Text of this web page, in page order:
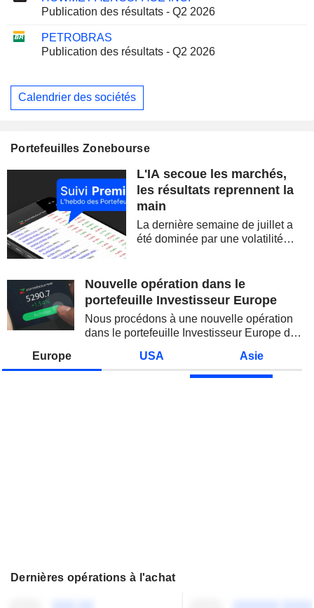
Publication des résultats - Q2 2026
PETROBRAS
Publication des résultats - Q2 2026
Calendrier des sociétés
Portefeuilles Zonebourse
L'IA secoue les marchés,
les résultats reprennent la
main
La dernière semaine de juillet a
été dominée par une volatilité
semi-conducteurs. Les
inquiétudes sur la soutenabilité
Nouvelle opération dans le
portefeuille Investisseur Europe
Nous procédons à une nouvelle opération
dans le portefeuille Investisseur Europe de
Europe USA Asie
Dernières opérations à l'achat